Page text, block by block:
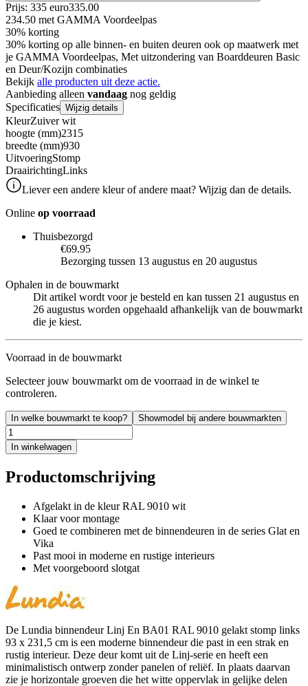
Prijs: 335 euro335.00
234.50 met GAMMA Voordeelpas
30% korting
30% korting op alle binnen- en buiten deuren ook op maatwerk met
je GAMMA Voordeelpas, Met uitzondering van Boarddeuren Basic
en Deur/Kozijn combinaties
Bekijk alle producten uit deze actie.
Aanbieding alleen vandaag nog geldig
Specificaties Wijzig details
KleurZuiver wit
hoogte (mm)2315
breedte (mm)930
UitvoeringStomp
DraairichtingLinks
Liever een andere kleur of andere maat? Wijzig dan de details.
Online op voorraad
Thuisbezorgd
€69.95
Bezorging tussen 13 augustus en 20 augustus
Ophalen in de bouwmarkt
Dit artikel wordt voor je besteld en kan tussen 21 augustus en
26 augustus worden opgehaald afhankelijk van de bouwmarkt
die je kiest.
Voorraad in de bouwmarkt
Selecteer jouw bouwmarkt om de voorraad in de winkel te
controleren.
In welke bouwmarkt te koop? Showmodel bij andere bouwmarkten
In winkelwagen
Productomschrijving
Afgelakt in de kleur RAL 9010 wit
Klaar voor montage
Goed te combineren met de binnendeuren in de series Glat en
Vika
Past mooi in moderne en rustige interieurs
Met voorgeboord slotgat
De Lundia binnendeur Linj En BA01 RAL 9010 gelakt stomp links
93 x 231,5 cm is een moderne binnendeur die past in een strak en
rustig interieur. Deze deur komt uit de Linj-serie en heeft een
minimalistisch ontwerp zonder panelen of reliëf. In plaats daarvan
zie je horizontale groeven die het witte oppervlak in gelijke delen